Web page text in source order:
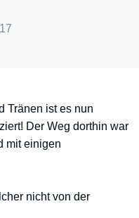
Tränen ist es nun
Der Weg dorthin war
mit einigen
nicht von der